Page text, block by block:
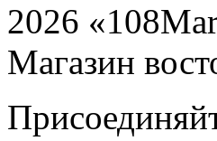
2026
Магазин